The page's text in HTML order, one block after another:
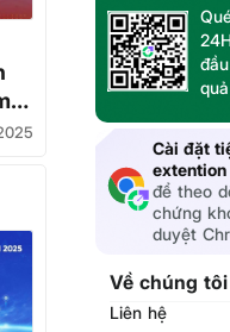
quả
Cài đặt
extention
để theo
chứng
duyệt
Về chúng tôi
Liên hệ